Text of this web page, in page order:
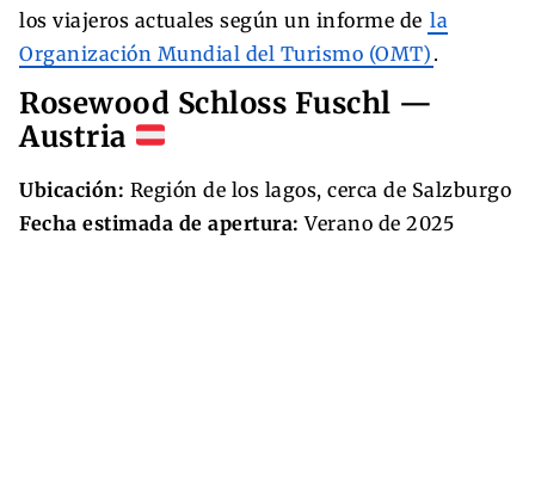
los viajeros actuales según un informe de la
Organización Mundial del Turismo (OMT) .
Rosewood Schloss Fuschl —
Austria
Ubicación: Región de los lagos, cerca de Salzburgo
Fecha estimada de apertura: Verano de 2025